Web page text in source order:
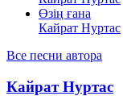
Өзің ғана
Кайрат Нуртас
Все песни автора
Кайрат Нуртас